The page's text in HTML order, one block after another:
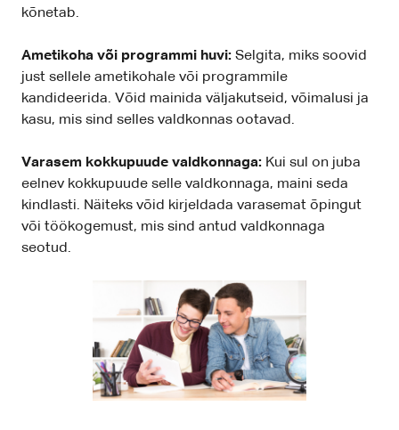
kõnetab.
Ametikoha või programmi huvi: Selgita, miks soovid
just sellele ametikohale või programmile
kandideerida. Võid mainida väljakutseid, võimalusi ja
kasu, mis sind selles valdkonnas ootavad.
Varasem kokkupuude valdkonnaga: Kui sul on juba
eelnev kokkupuude selle valdkonnaga, maini seda
kindlasti. Näiteks võid kirjeldada varasemat õpingut
või töökogemust, mis sind antud valdkonnaga
seotud.